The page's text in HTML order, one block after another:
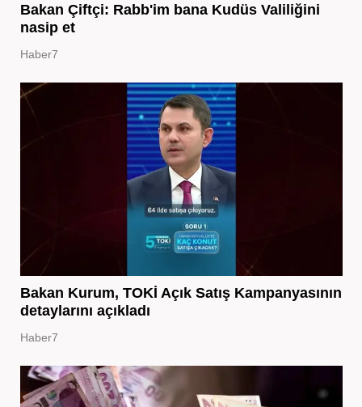
Bakan Çiftçi: Rabb'im bana Kudüs Valiliğini
nasip et
Haber7
Bakan Kurum, TOKİ Açık Satış Kampanyasının
detaylarını açıkladı
Haber7